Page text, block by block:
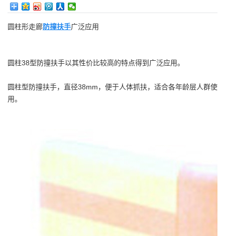
圆柱形走廊防撞扶手广泛应用
圆柱38型防撞扶手以其性价比较高的特点得到广泛应用。
圆柱型防撞扶手，直径38mm，便于人体抓扶，适合各年龄层人群使
用。